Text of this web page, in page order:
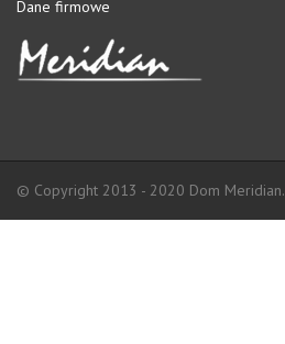
GALERIA
ZAPYTANIE O REZERWACJE
Dane firmowe
© Copyright 2013 - 2020 Dom Meridian.